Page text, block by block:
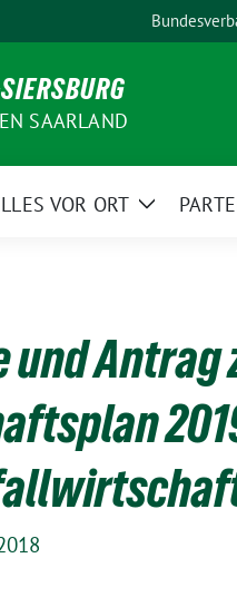
SAARLAND
VOR ORT
Zeige
Antrag